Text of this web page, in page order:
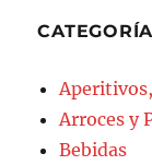
Arroces y
Bebidas